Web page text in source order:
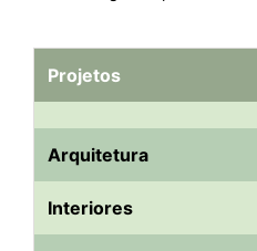
Projetos
Arquitetura
Interiores